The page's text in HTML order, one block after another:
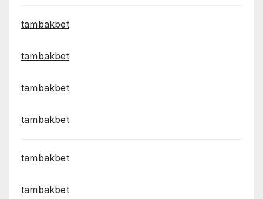
tambakbet
tambakbet
tambakbet
tambakbet
tambakbet
tambakbet